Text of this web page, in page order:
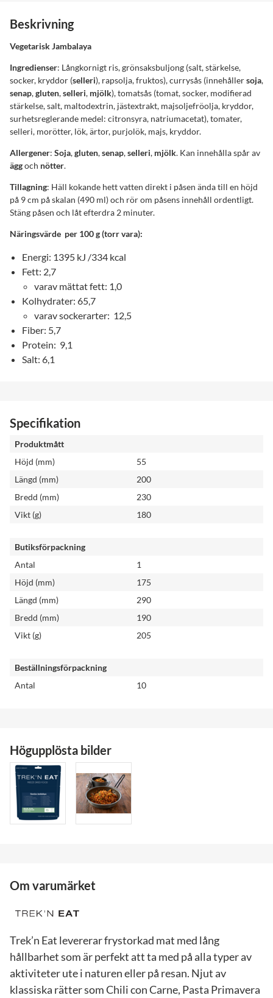
Beskrivning
Vegetarisk Jambalaya
Ingredienser: Långkornigt ris, grönsaksbuljong (salt, stärkelse,
socker, kryddor (selleri), rapsolja, fruktos), currysås (innehållersoja,
senap,gluten,selleri, mjölk), tomatsås (tomat, socker, modifierad
stärkelse, salt, maltodextrin, jästextrakt, majsoljefröolja, kryddor,
surhetsreglerande medel: citronsyra, natriumacetat), tomater,
selleri, morötter, lök, ärtor, purjolök, majs, kryddor.
Allergener: Soja,gluten,senap,selleri, mjölk. Kan innehålla spår av
äggoch nötter.
Tillagning: Häll kokande hett vatten direkt i påsen ända till en höjd
på 9 cm på skalan (490 ml) och rör om påsens innehåll ordentligt.
Stäng påsen och låt efterdra 2 minuter.
Näringsvärde per 100 g (torr vara):
Energi: 1395 kJ /334 kcal
Fett: 2,7
varav mättat fett: 1,0
Kolhydrater: 65,7
varav sockerarter: 12,5
Fiber: 5,7
Protein: 9,1
Salt: 6,1
Specifikation
Produktmått
Höjd (mm)
55
Längd (mm)
200
Bredd (mm)
230
Vikt (g)
180
Butiksförpackning
Antal
1
Höjd (mm)
175
Längd (mm)
290
Bredd (mm)
190
Vikt (g)
205
Beställningsförpackning
Antal
10
Högupplösta bilder
Om varumärket
Trek’n Eat levererar frystorkad mat med lång
hållbarhet som är perfekt att ta med på alla typer av
aktiviteter ute i naturen eller på resan. Njut av
klassiska rätter som Chili con Carne, Pasta Primavera